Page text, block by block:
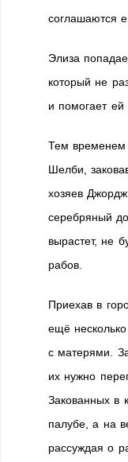
соглашаются
Элиза
который не
и помогает ей
Тем временем
Шелби,
хозяев
серебряный
вырастет, не
рабов.
Приехав в
ещё
с матерями.
их нужно
Закованных в
палубе, а на
рассуждая о